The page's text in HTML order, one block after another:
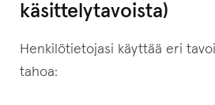
käsittelytavoista)
Henkilötietojasi käyttää eri
tahoa: